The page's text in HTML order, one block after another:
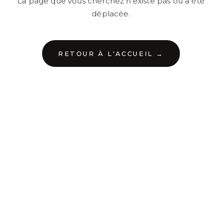
déplacée.
RETOUR À L'ACCUEIL →